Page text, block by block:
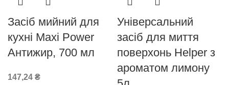
Засіб мийний для
кухні Maxi Power
Антижир, 700 мл
147,24 ₴
Універсальний
засіб для миття
поверхонь Helper з
ароматом лимону